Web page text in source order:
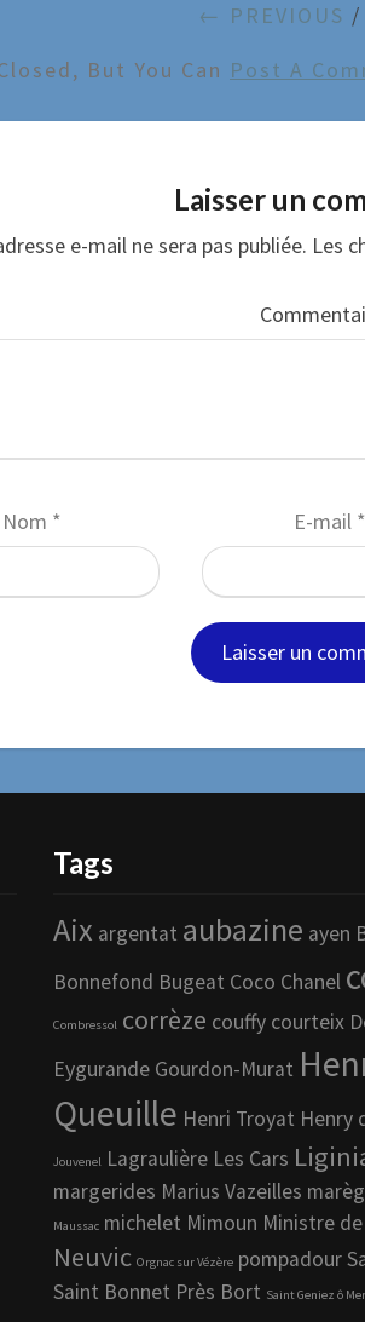
← PREVIOUS /
But You Can Post A
Laisser un
e-mail ne sera pas publiée. Les
Nom * E-mail *
Tags
Aix argentat aubazine ayen
Bonnefond Bugeat Coco Chanel
Combressol corrèze couffy courteix
Eygurande Gourdon-Murat
Queuille Henri Troyat Henry
Jouvenel Lagraulière Les Cars
margerides Marius Vazeilles
Maussac michelet Mimoun Ministre
Neuvic Orgnac sur Vézère pompadour
Saint Bonnet Près Bort Saint Geniez ô